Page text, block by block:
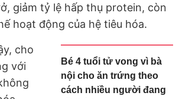
giảm tỷ lệ hấp thụ protein, còn
hoạt động của hệ tiêu hóa.
Bé 4 tuổi tử vong vì bà
nội cho ăn trứng theo
cách nhiều người đang
cho
với